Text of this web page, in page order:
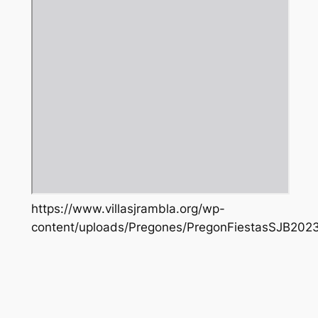
https://www.villasjrambla.org/wp-
content/uploads/Pregones/